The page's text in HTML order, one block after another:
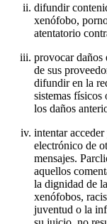
difundir
xenófobo,
atentatorio
provocar daños
de sus
difundir en la
sistemas físicos
los daños
intentar
electrónico de
mensajes.
aquellos
la dignidad de
xenófobos,
juventud o la